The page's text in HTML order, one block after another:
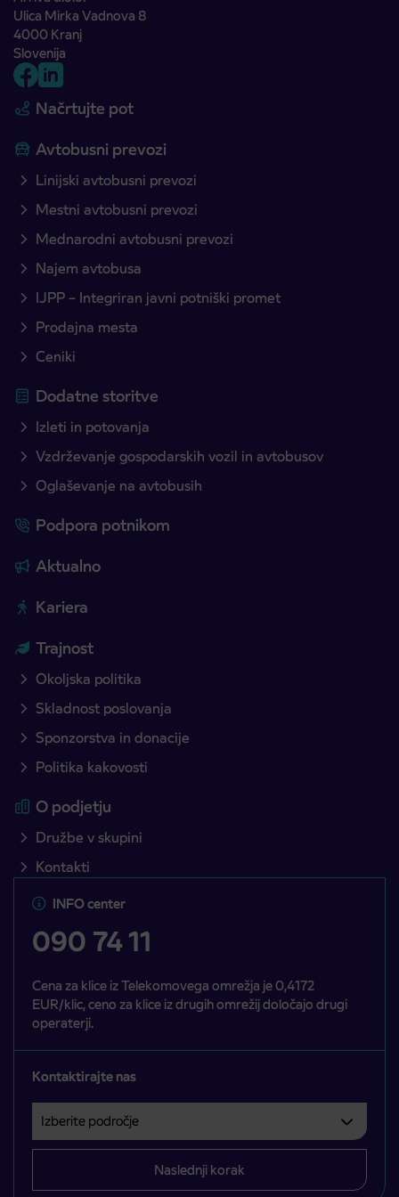
Ulica Mirka Vadnova 8
4000 Kranj
Slovenija
Načrtujte pot
Avtobusni prevozi
Linijski avtobusni prevozi
Mestni avtobusni prevozi
Mednarodni avtobusni prevozi
Najem avtobusa
IJPP – Integriran javni potniški promet
Prodajna mesta
Ceniki
Dodatne storitve
Izleti in potovanja
Vzdrževanje gospodarskih vozil in avtobusov
Oglaševanje na avtobusih
Podpora potnikom
Aktualno
Kariera
Trajnost
Okoljska politika
Skladnost poslovanja
Sponzorstva in donacije
Politika kakovosti
O podjetju
Družbe v skupini
Kontakti
INFO center
090 74 11
Cena za klice iz Telekomovega omrežja je 0,4172
EUR/klic, ceno za klice iz drugih omrežij določajo drugi
operaterji.
Kontaktirajte nas
Izberite področje
Področje je obvezno izbrati.
Naslednji korak